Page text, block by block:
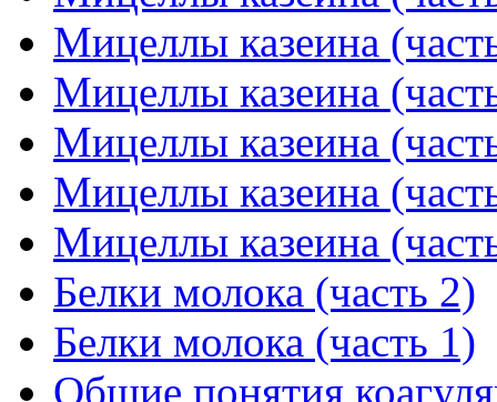
Мицеллы казеина
Мицеллы казеина
Мицеллы казеина
Мицеллы казеина
Мицеллы казеина
Белки молока (часть 2)
Белки молока (часть 1)
Общие понятия